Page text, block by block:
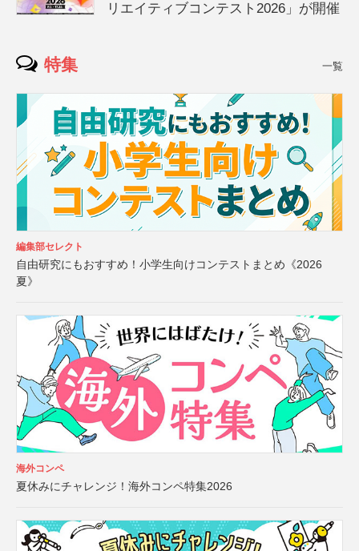
リエイティブコンテスト2026」が開催
特集 一覧
編集部セレクト
自由研究にもおすすめ！小学生向けコンテストまとめ《2026
夏》
海外コンペ
夏休みにチャレンジ！海外コンペ特集2026